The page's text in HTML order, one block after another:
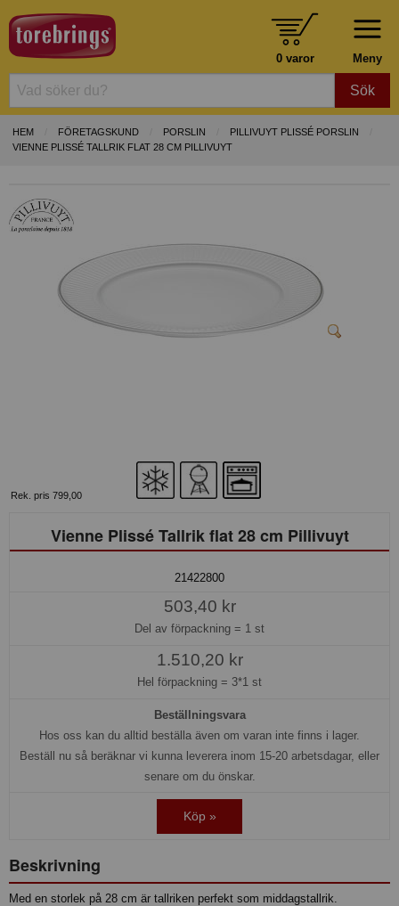
Meny
0 varor
Sök
HEM FÖRETAGSKUND PORSLIN
PILLIVUYT PLISSÉ PORSLIN
VIENNE PLISSÉ TALLRIK FLAT 28 CM PILLIVUYT
Rek. pris 799,00
Vienne Plissé Tallrik flat 28 cm Pillivuyt
21422800
503,40 kr
Del av förpackning = 1 st
1.510,20 kr
Hel förpackning = 3*1 st
Beställningsvara
Hos oss kan du alltid beställa även om varan inte finns i lager.
Beställ nu så beräknar vi kunna leverera inom 15-20 arbetsdagar, eller
senare om du önskar.
Köp »
Beskrivning
Med en storlek på 28 cm är tallriken perfekt som middagstallrik.